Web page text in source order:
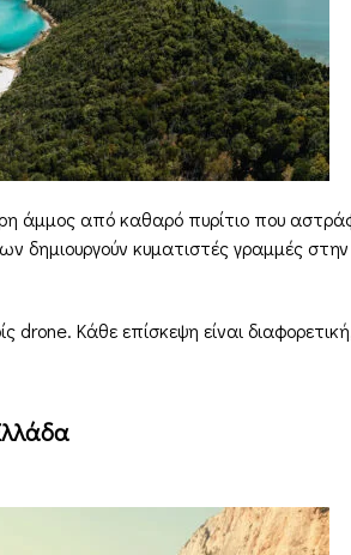
άμμος από καθαρό πυρίτιο που
δημιουργούν κυματιστές γραμμές
Κάθε επίσκεψη είναι